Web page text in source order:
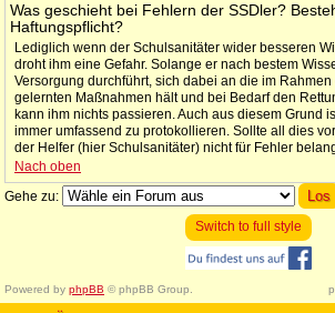
Was geschieht bei Fehlern der SSDler?
Haftungspflicht?
Lediglich wenn der Schulsanitäter wider besseren
droht ihm eine Gefahr. Solange er nach bestem
Versorgung durchführt, sich dabei an die im
gelernten Maßnahmen hält und bei Bedarf den
kann ihm nichts passieren. Auch aus diesem Grund
immer umfassend zu protokollieren. Sollte all dies
der Helfer (hier Schulsanitäter) nicht für Fehler
Nach oben
Gehe zu:
Switch to full style
Powered by phpBB © phpBB Group.